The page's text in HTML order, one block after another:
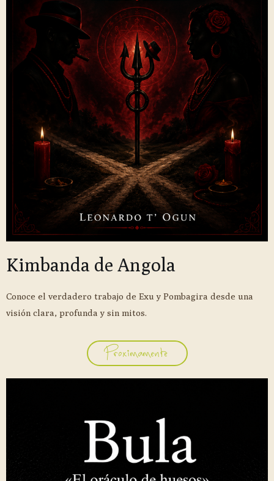
Kimbanda de Angola
Conoce el verdadero trabajo de Exu y Pombagira desde una
visión clara, profunda y sin mitos.
Proximamente